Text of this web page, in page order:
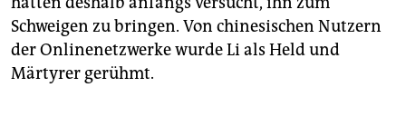
Schweigen zu bringen. Von chinesischen Nutzern
der Onlinenetzwerke wurde Li als Held und
Märtyrer gerühmt.